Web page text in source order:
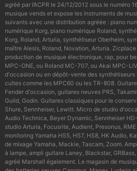
agréé par l’ACPR le 24/12/2012 sous le numéro
musique vends et expose les instruments de
suivants avec une distribution agréée : piano
numérique Korg, piano numérique Roland,
Korg, Roland, Arturia, synthétiseur Oberheim,
maître Alesis, Roland, Novation, Arturia.
production de musique électronique, rap, pour
MPC-ONE, ou Roland MC-707, ou Akai MPC-
d'occasion ou en dépôt-vente des synthétiseurs
cultes comme les MPC60 ou les TR-808.
Fender d'occasion, guitares neuves PRS,
Guild, Godin. Guitares classiques pour le
Shure, Sennheiser, Lewitt. Micro de studio
Audio Technica, Beyer Dynamic, Sennheiser
studio Arturia, Focusrite, Audient, Presonus,
monitoring Yamaha HS5, HS7, HS8, HK Audio,
de mixage Yamaha, Mackie, Tascam, Zoom.
à lampe, ampli guitare Laney, Blackstar,
agréé Marshall également. Le magasin de